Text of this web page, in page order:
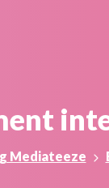
Mediateeze